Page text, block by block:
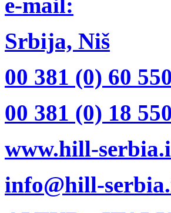
Srbija, Niš
00 381 (0) 60
00 381 (0) 18
www.hill-
info@hill-